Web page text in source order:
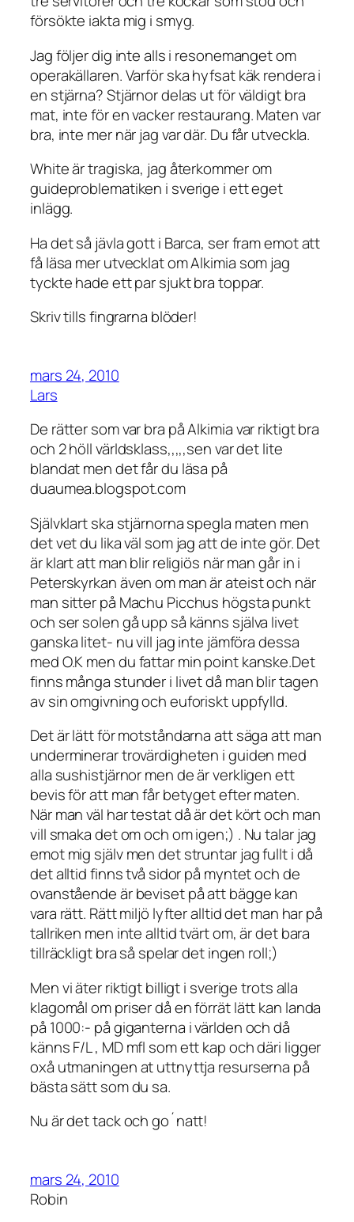
försökte iakta mig i smyg.
Jag följer dig inte alls i resonemanget om
operakällaren. Varför ska hyfsat käk rendera i
en stjärna? Stjärnor delas ut för väldigt bra
mat, inte för en vacker restaurang. Maten var
bra, inte mer när jag var där. Du får utveckla.
White är tragiska, jag återkommer om
guideproblematiken i sverige i ett eget
inlägg.
Ha det så jävla gott i Barca, ser fram emot att
få läsa mer utvecklat om Alkimia som jag
tyckte hade ett par sjukt bra toppar.
Skriv tills fingrarna blöder!
mars 24, 2010
Lars
De rätter som var bra på Alkimia var riktigt bra
och 2 höll världsklass,,,,,sen var det lite
blandat men det får du läsa på
duaumea.blogspot.com
Självklart ska stjärnorna spegla maten men
det vet du lika väl som jag att de inte gör. Det
är klart att man blir religiös när man går in i
Peterskyrkan även om man är ateist och när
man sitter på Machu Picchus högsta punkt
och ser solen gå upp så känns själva livet
ganska litet- nu vill jag inte jämföra dessa
med O.K men du fattar min point kanske.Det
finns många stunder i livet då man blir tagen
av sin omgivning och euforiskt uppfylld.
Det är lätt för motståndarna att säga att man
underminerar trovärdigheten i guiden med
alla sushistjärnor men de är verkligen ett
bevis för att man får betyget efter maten.
När man väl har testat då är det kört och man
vill smaka det om och om igen;) . Nu talar jag
emot mig själv men det struntar jag fullt i då
det alltid finns två sidor på myntet och de
ovanstående är beviset på att bägge kan
vara rätt. Rätt miljö lyfter alltid det man har på
tallriken men inte alltid tvärt om, är det bara
tillräckligt bra så spelar det ingen roll;)
Men vi äter riktigt billigt i sverige trots alla
klagomål om priser då en förrät lätt kan landa
på 1000:- på giganterna i världen och då
känns F/L , MD mfl som ett kap och däri ligger
oxå utmaningen at uttnyttja resurserna på
bästa sätt som du sa.
Nu är det tack och go´natt!
mars 24, 2010
Robin